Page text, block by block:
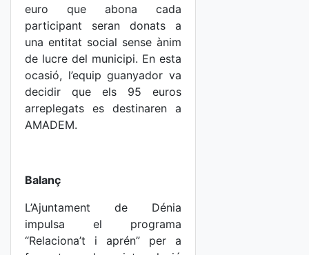
euro que abona cada
participant seran donats a
una entitat social sense ànim
de lucre del municipi. En esta
ocasió, l’equip guanyador va
decidir que els 95 euros
arreplegats es destinaren a
AMADEM.
Balanç
L’Ajuntament de Dénia
impulsa el programa
“Relaciona’t i aprén” per a